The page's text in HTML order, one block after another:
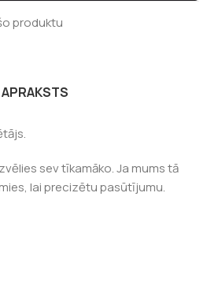
produktu
APRAKSTS
sev tīkamāko. Ja mums tā
lai precizētu pasūtījumu.